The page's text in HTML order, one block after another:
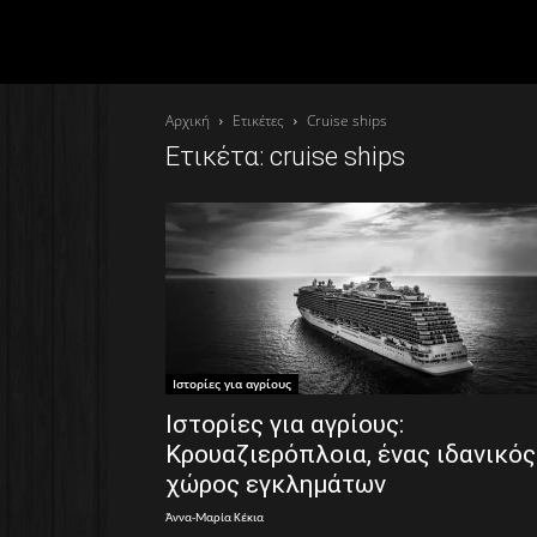
Αρχική Ετικέτες Cruise ships
Ετικέτα: cruise ships
Ιστορίες για αγρίους
Ιστορίες για αγρίους:
Kρουαζιερόπλοια, ένας ιδανικός
χώρος εγκλημάτων
Άννα-Μαρία Κέκια